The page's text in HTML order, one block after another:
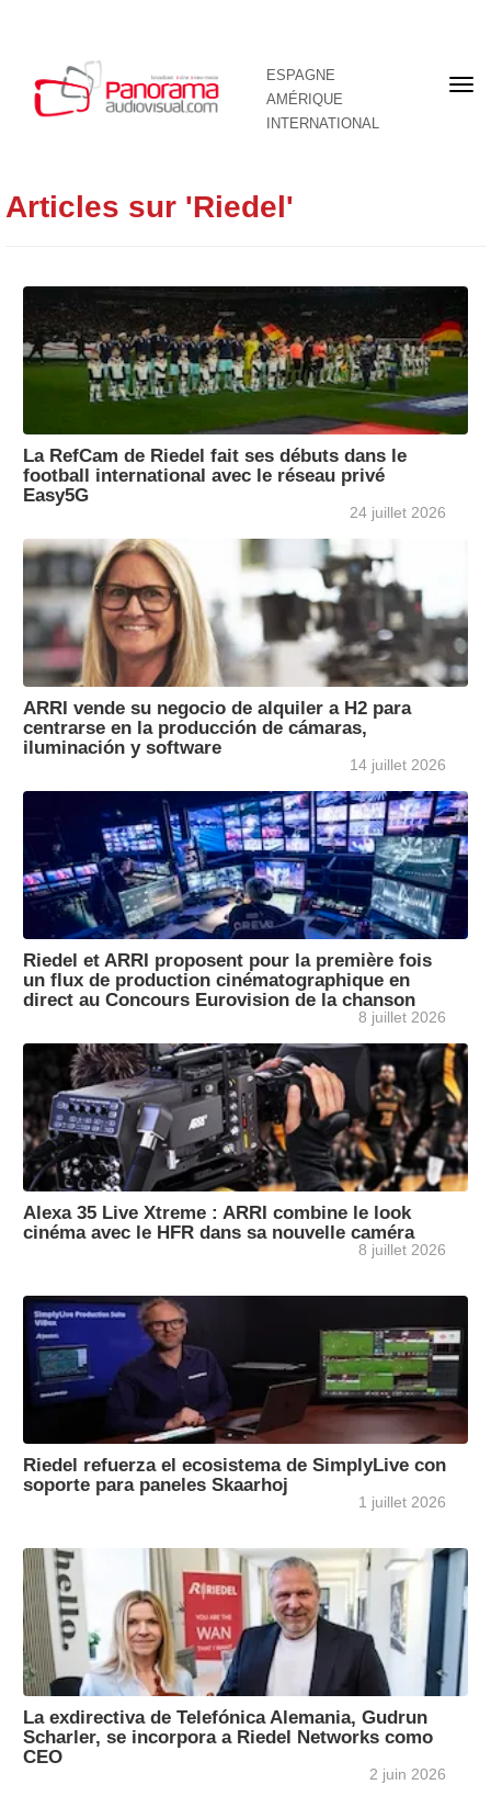
ESPAGNE
AMÉRIQUE
INTERNATIONAL
Articles sur 'Riedel'
La RefCam de Riedel fait ses débuts dans le
football international avec le réseau privé
Easy5G
24 juillet 2026
ARRI vende su negocio de alquiler a H2 para
centrarse en la producción de cámaras,
iluminación y software
14 juillet 2026
Riedel et ARRI proposent pour la première fois
un flux de production cinématographique en
direct au Concours Eurovision de la chanson
8 juillet 2026
Alexa 35 Live Xtreme : ARRI combine le look
cinéma avec le HFR dans sa nouvelle caméra
8 juillet 2026
Riedel refuerza el ecosistema de SimplyLive con
soporte para paneles Skaarhoj
1 juillet 2026
La exdirectiva de Telefónica Alemania, Gudrun
Scharler, se incorpora a Riedel Networks como
CEO
2 juin 2026